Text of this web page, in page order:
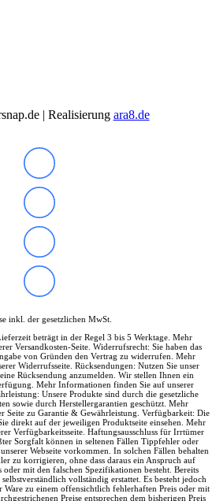
| Realisierung ara8.de
inkl. der gesetzlichen MwSt.
beträgt in der Regel 3 bis 5 Werktage. Mehr
Versandkosten-Seite. Widerrufsrecht: Sie haben das
von Gründen den Vertrag zu widerrufen. Mehr
Widerrufsseite. Rücksendungen: Nutzen Sie unser
Rücksendung anzumelden. Wir stellen Ihnen ein
Mehr Informationen finden Sie auf unserer
Unsere Produkte sind durch die gesetzliche
sowie durch Herstellergarantien geschützt. Mehr
Seite zu Garantie & Gewährleistung. Verfügbarkeit: Die
direkt auf der jeweiligen Produktseite einsehen. Mehr
Verfügbarkeitsseite. Haftungsausschluss für Irrtümer
Sorgfalt können in seltenen Fällen Tippfehler oder
Webseite vorkommen. In solchen Fällen behalten
zu korrigieren, ohne dass daraus ein Anspruch auf
mit den falschen Spezifikationen besteht. Bereits
vollständig erstattet. Es besteht jedoch
zu einem offensichtlich fehlerhaften Preis oder mit
Preise entsprechen dem bisherigen Preis